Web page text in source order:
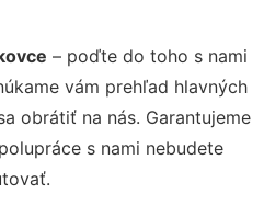
– poďte do toho s nami
vám prehľad hlavných
obrátiť na nás. Garantujeme
s nami nebudete